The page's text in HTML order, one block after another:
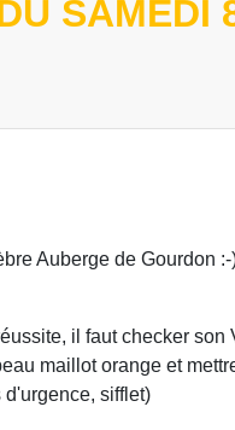
SAMEDI
Auberge de Gourdon
il faut checker
maillot orange et
sifflet)